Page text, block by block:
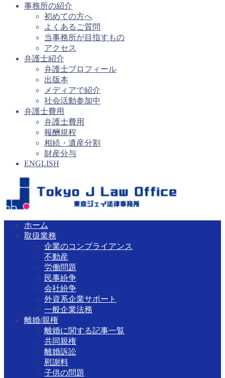
事務所の紹介
初めての方へ
よくあるご質問
当事務所が目指すもの
アクセス
弁護士紹介
弁護士プロフィール
出版本
メディアで紹介
社会活動参加中
弁護士費用
弁護士費用
報酬規程
相続・遺産分割
財産分与
ENGLISH
ホーム
取扱業務
企業のコンプライアンス
不動産
労働問題
民事紛争
会社紛争
外資系企業サポート
一般企業法務
離婚/親権
離婚に関する記事一覧
共同親権
離婚訴訟
慰謝料
子供の問題